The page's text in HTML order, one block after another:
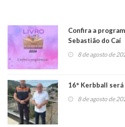
Confira a
Sebastião do Caí
8 de agosto de
16° Kerbball
8 de agosto de